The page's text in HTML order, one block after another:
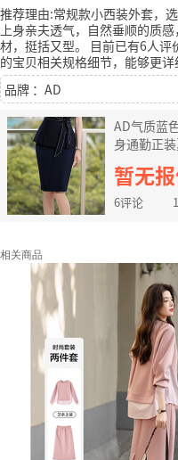
推荐理由:常规款小西装外套，
上身亲夫透气，自然垂顺的质
材，挺括又型。
目前已有6人评
的宝贝相关规格细节，能够更详
品牌 ：AD
AD气质蓝
身通勤正
暂无
6评论
相关商品